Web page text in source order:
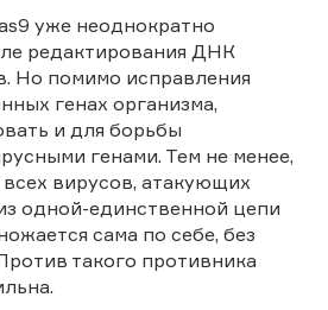
уже неоднократно
редактирования ДНК
Но помимо исправления
генах организма,
и для борьбы
генами. Тем не менее,
вирусов, атакующих
одной-единственной цепи
сама по себе, без
такого противника